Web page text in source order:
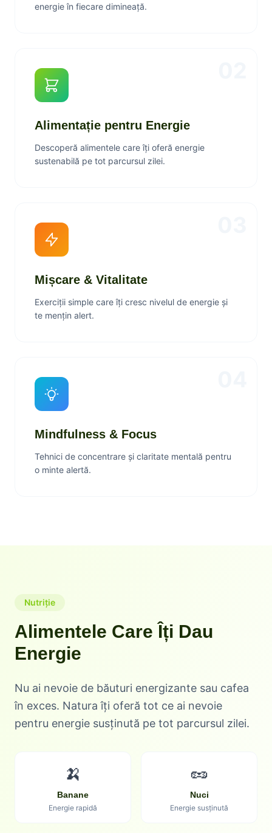
energie în fiecare dimineață.
Alimentație pentru Energie
Descoperă alimentele care îți oferă energie
sustenabilă pe tot parcursul zilei.
Mișcare & Vitalitate
Exerciții simple care îți cresc nivelul de energie și
te mențin alert.
Mindfulness & Focus
Tehnici de concentrare și claritate mentală pentru
o minte alertă.
Nutriție
Alimentele Care Îți Dau
Energie
Nu ai nevoie de băuturi energizante sau cafea
în exces. Natura îți oferă tot ce ai nevoie
pentru energie susținută pe tot parcursul zilei.
🍌
Banane
Energie rapidă
🥜
Nuci
Energie susținută